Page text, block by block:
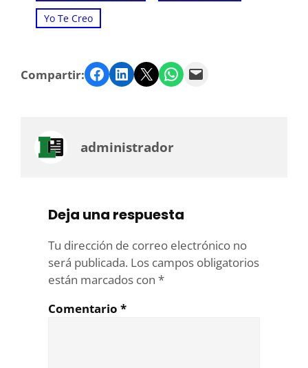
Yo Te Creo
Compartir: Facebook LinkedIn Twitter WhatsApp Email
administrador
Deja una respuesta
Tu dirección de correo electrónico no
será publicada. Los campos obligatorios
están marcados con *
Comentario *